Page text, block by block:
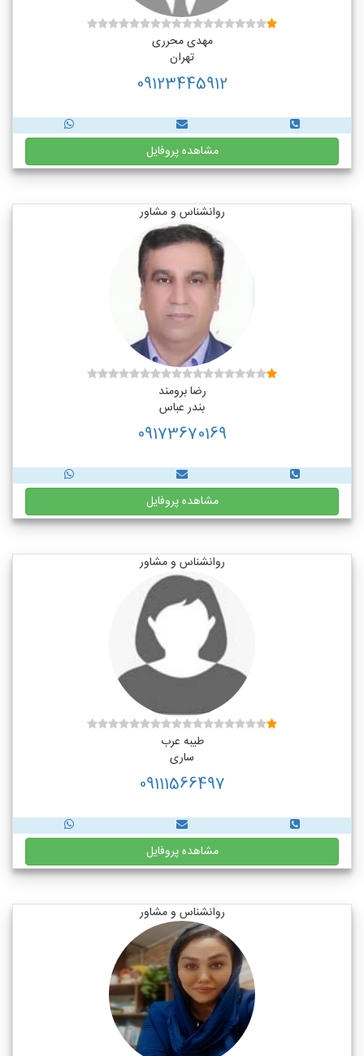
مهدی محرری
تهران
09123445912
مشاهده پروفایل
روانشناس و مشاور
رضا برومند
بندر عباس
09173670169
مشاهده پروفایل
روانشناس و مشاور
طیبه عرب
ساری
09111566497
مشاهده پروفایل
روانشناس و مشاور